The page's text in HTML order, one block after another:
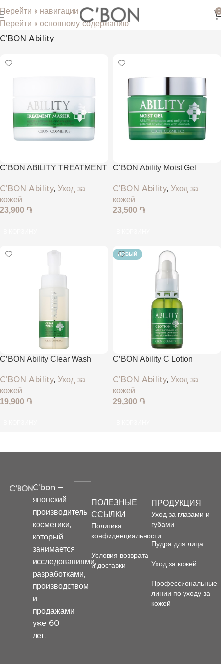
Перейти к навигации
Перейти к основному содержанию
0
Главная Профессиональные линии по уходу за кожей
C’BON Ability
C’BON ABILITY TREATMENT
C’BON Ability, Уход за
кожей
23,900 ֏
C’BON Ability Moist Gel
C’BON Ability, Уход за
кожей
23,500 ֏
C’BON Ability Clear Wash
C’BON Ability, Уход за
кожей
19,900 ֏
НОВЫЙ
C’BON Ability C Lotion
C’BON Ability, Уход за
кожей
29,300 ֏
C'bon —
японский
производитель
косметики,
который
занимается
исследованиями,
разработками,
производством
и
продажами
уже 60
лет.
ПОЛЕЗНЫЕ
ССЫЛКИ
Политика
конфиденциальности
Условия возврата
и доставки
ПРОДУКЦИЯ
Уход за глазами и
губами
Пудра для лица
Уход за кожей
Профессиональные
линии по уходу за
кожей